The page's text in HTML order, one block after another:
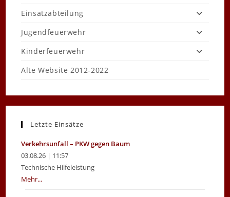
Einsatzabteilung
Jugendfeuerwehr
Kinderfeuerwehr
Alte Website 2012-2022
Letzte Einsätze
Verkehrsunfall – PKW gegen Baum
03.08.26 | 11:57
Technische Hilfeleistung
Mehr...